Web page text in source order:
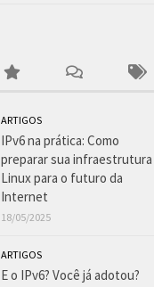
ARTIGOS
IPv6 na prática: Como
preparar sua infraestrutura
Linux para o futuro da
Internet
18/05/2025
ARTIGOS
E o IPv6? Você já adotou?